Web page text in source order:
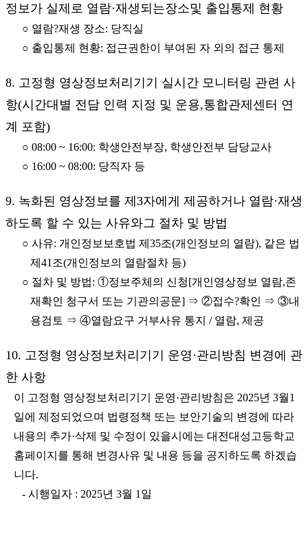
정보가 실제로 열람·재생되는장소및 출입통제 현황
○ 열람?재생 장소: 당직실
○ 출입통제 현황: 접근권한이 부여된 자 외의 접근 통제
8. 고정형 영상정보처리기기 실시간 모니터링 관련 사
항(시간대별 전담 인력 지정 및 운용,통합관제센터 연
계 포함)
○ 08:00 ~ 16:00: 학생안전부장, 학생안전부 담당교사
○ 16:00 ~ 08:00: 당직자 등
9. 녹화된 영상정보를 제3자에게 제공하거나 열람·재생
하도록 할 수 있는 사유와그 절차 및 방법
○ 사유: 개인정보보호법 제35조(개인정보의 열람), 같은 법
제41조(개인정보의 열람절차 등)
○ 절차 및 방법: ①정보주체의 신청[개인영상정보 열람,존
재확인 청구서 또는 기관의공문] ⇒ ②접수?확인 ⇒ ③내
용검토 ⇒ ④열람요구 거부사유 통지 / 열람, 제공
10. 고정형 영상정보처리기기 운영·관리방침 변경에 관
한 사항
이 고정형 영상정보처리기기 운영·관리방침은 2025년 3월1
일에 제정되었으며 법령정책 또는 보안기술의 변경에 따라
내용의 추가·삭제 및 수정이 있을시에는 대전대성고등학교
홈페이지를 통해 변경사유 및 내용 등을 공지하도록 하겠습
니다.
- 시행일자 : 2025년 3월 1일